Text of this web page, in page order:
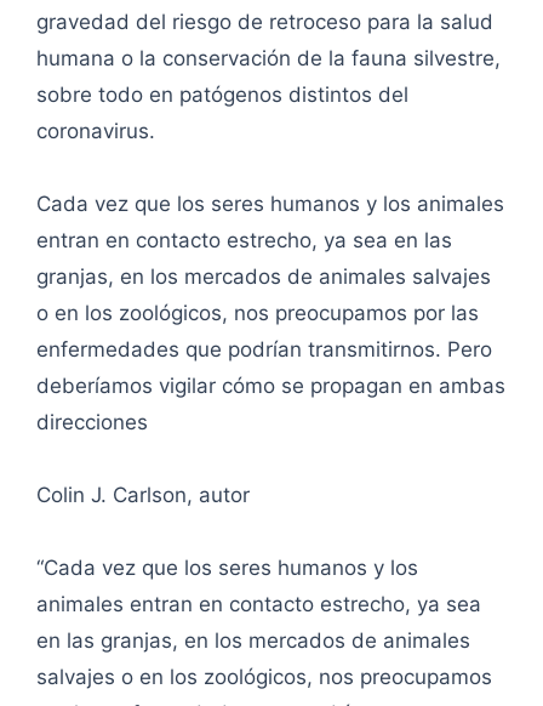
gravedad del riesgo de retroceso para la salud
humana o la conservación de la fauna silvestre,
sobre todo en patógenos distintos del
coronavirus.
Cada vez que los seres humanos y los animales
entran en contacto estrecho, ya sea en las
granjas, en los mercados de animales salvajes
o en los zoológicos, nos preocupamos por las
enfermedades que podrían transmitirnos. Pero
deberíamos vigilar cómo se propagan en ambas
direcciones
Colin J. Carlson, autor
“Cada vez que los seres humanos y los
animales entran en contacto estrecho, ya sea
en las granjas, en los mercados de animales
salvajes o en los zoológicos, nos preocupamos